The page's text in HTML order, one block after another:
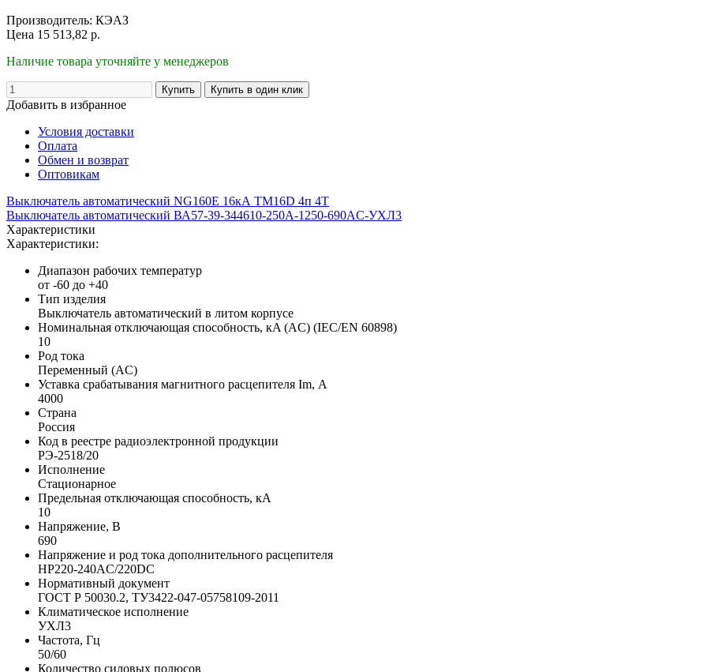
Производитель: КЭАЗ
Цена 15 513,82 р.
Наличие товара уточняйте у менеджеров
Добавить в избранное
Условия доставки
Оплата
Обмен и возврат
Оптовикам
Выключатель автоматический NG160E 16кА TM16D 4п 4T
Выключатель автоматический ВА57-39-344610-250А-1250-690AC-УХЛ3
Характеристики
Характеристики:
Диапазон рабочих температур
от -60 до +40
Тип изделия
Выключатель автоматический в литом корпусе
Номинальная отключающая способность, кA (AC) (IEC/EN 60898)
10
Род тока
Переменный (AC)
Уставка срабатывания магнитного расцепителя Im, А
4000
Страна
Россия
Код в реестре радиоэлектронной продукции
РЭ-2518/20
Исполнение
Стационарное
Предельная отключающая способность, кA
10
Напряжение, В
690
Напряжение и род тока дополнительного расцепителя
НР220-240AC/220DC
Нормативный документ
ГОСТ Р 50030.2, ТУ3422-047-05758109-2011
Климатическое исполнение
УХЛ3
Частота, Гц
50/60
Количество силовых полюсов